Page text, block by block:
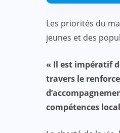
Les priorités du
jeunes et des
« Il est impératif
travers le
compétences